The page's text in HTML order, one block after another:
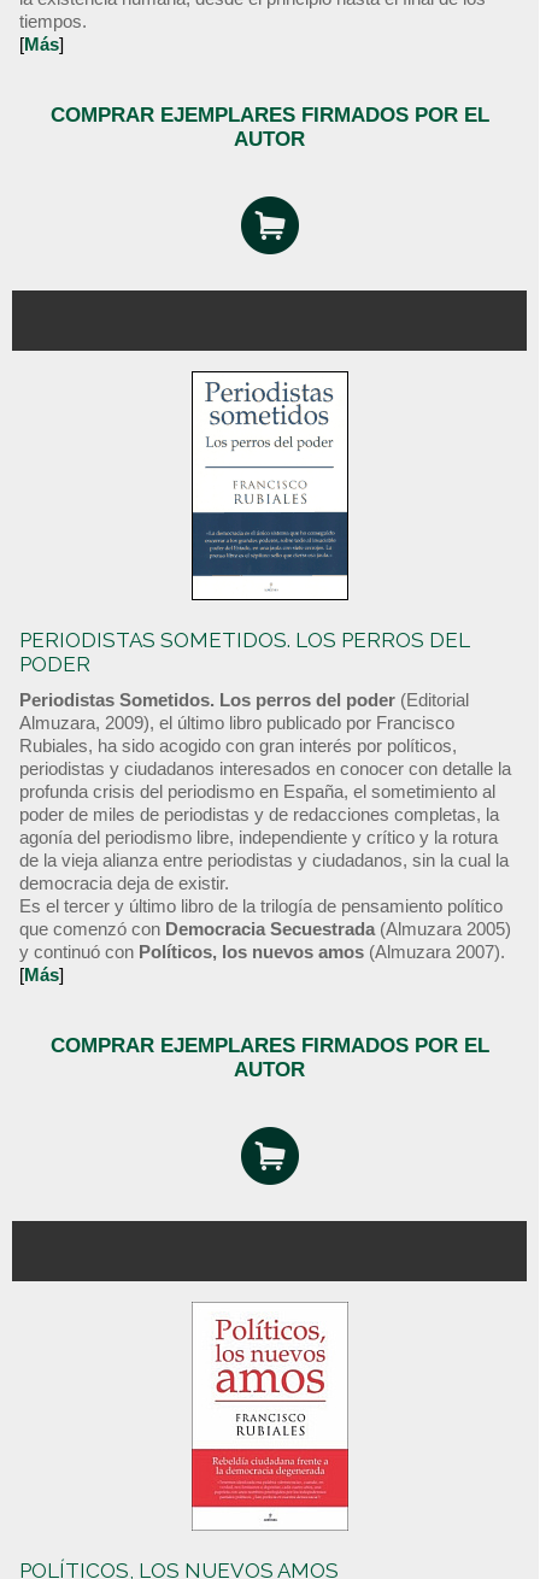
tiempos.
[Más]
COMPRAR EJEMPLARES FIRMADOS POR EL
AUTOR
PERIODISTAS SOMETIDOS. LOS PERROS DEL
PODER
Periodistas Sometidos. Los perros del poder (Editorial
Almuzara, 2009), el último libro publicado por Francisco
Rubiales, ha sido acogido con gran interés por políticos,
periodistas y ciudadanos interesados en conocer con detalle la
profunda crisis del periodismo en España, el sometimiento al
poder de miles de periodistas y de redacciones completas, la
agonía del periodismo libre, independiente y crítico y la rotura
de la vieja alianza entre periodistas y ciudadanos, sin la cual la
democracia deja de existir.
Es el tercer y último libro de la trilogía de pensamiento político
que comenzó con Democracia Secuestrada (Almuzara 2005)
y continuó con Políticos, los nuevos amos (Almuzara 2007).
[Más]
COMPRAR EJEMPLARES FIRMADOS POR EL
AUTOR
POLÍTICOS, LOS NUEVOS AMOS